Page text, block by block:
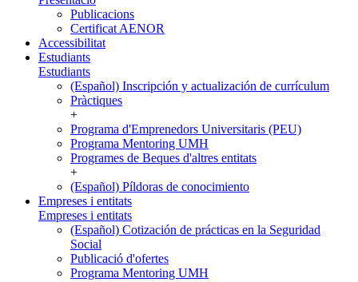
Publicacions
Certificat AENOR
Accessibilitat
Estudiants
Estudiants
(Español) Inscripción y actualización de currículum
Pràctiques
+
Programa d'Emprenedors Universitaris (PEU)
Programa Mentoring UMH
Programes de Beques d'altres entitats
+
(Español) Píldoras de conocimiento
Empreses i entitats
Empreses i entitats
(Español) Cotización de prácticas en la Seguridad
Social
Publicació d'ofertes
Programa Mentoring UMH